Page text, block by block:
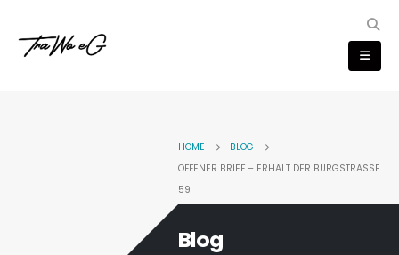
HOME
BLOG
OFFENER BRIEF – ERHALT DER BURGSTRASSE 5
9
Blog